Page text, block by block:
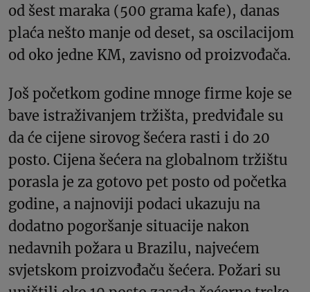
od šest maraka (500 grama kafe), danas
plaća nešto manje od deset, sa oscilacijom
od oko jedne KM, zavisno od proizvođača.
Još početkom godine mnoge firme koje se
bave istraživanjem tržišta, predviđale su
da će cijene sirovog šećera rasti i do 20
posto. Cijena šećera na globalnom tržištu
porasla je za gotovo pet posto od početka
godine, a najnoviji podaci ukazuju na
dodatno pogoršanje situacije nakon
nedavnih požara u Brazilu, najvećem
svjetskom proizvođaču šećera. Požari su